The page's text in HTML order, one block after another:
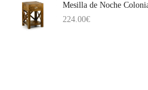
Mesilla de Noche
224.00€